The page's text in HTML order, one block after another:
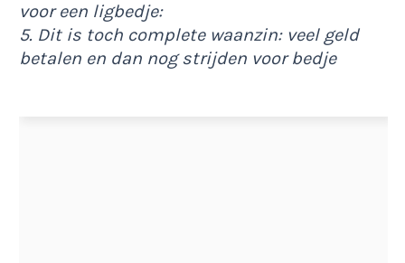
voor een ligbedje:
5. Dit is toch complete waanzin: veel geld
betalen en dan nog strijden voor bedje